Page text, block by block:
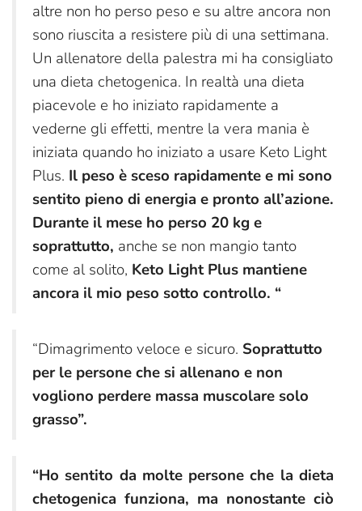
altre non ho perso peso e su altre ancora non
sono riuscita a resistere più di una settimana.
Un allenatore della palestra mi ha consigliato
una dieta chetogenica. In realtà una dieta
piacevole e ho iniziato rapidamente a
vederne gli effetti, mentre la vera mania è
iniziata quando ho iniziato a usare Keto Light
Plus. Il peso è sceso rapidamente e mi sono
sentito pieno di energia e pronto all’azione.
Durante il mese ho perso 20 kg e
soprattutto, anche se non mangio tanto
come al solito, Keto Light Plus mantiene
ancora il mio peso sotto controllo. “
“Dimagrimento veloce e sicuro. Soprattutto
per le persone che si allenano e non
vogliono perdere massa muscolare solo
grasso”.
“Ho sentito da molte persone che la dieta
chetogenica funziona, ma nonostante ciò